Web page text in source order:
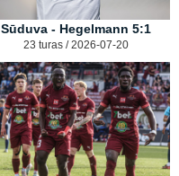
Sūduva - Hegelmann 5:1
23 turas / 2026-07-20